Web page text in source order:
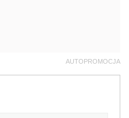
AUTOPROMOCJA